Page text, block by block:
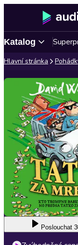
Katalog
Hlavní stránka
Poslouchat